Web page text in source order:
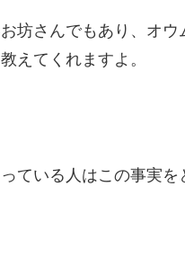
坊さんでもあり、オ
えてくれますよ。
ている人はこの事実を